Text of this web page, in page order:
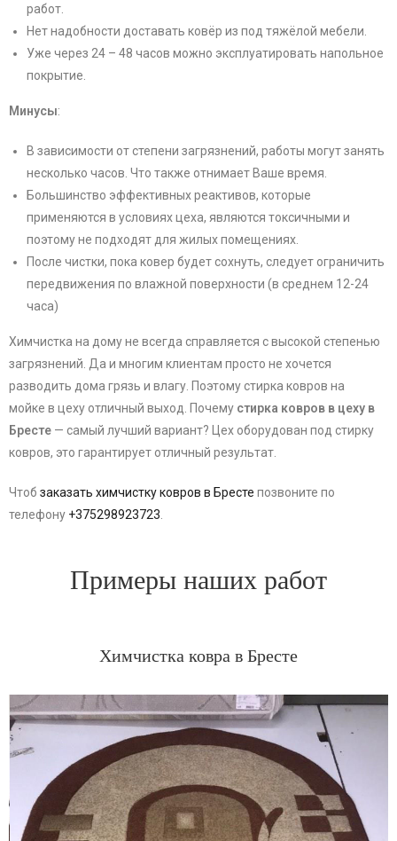
работ.
Нет надобности доставать ковёр из под тяжёлой мебели.
Уже через 24 – 48 часов можно эксплуатировать напольное
покрытие.
Минусы:
В зависимости от степени загрязнений, работы могут занять
несколько часов. Что также отнимает Ваше время.
Большинство эффективных реактивов, которые
применяются в условиях цеха, являются токсичными и
поэтому не подходят для жилых помещениях.
После чистки, пока ковер будет сохнуть, следует ограничить
передвижения по влажной поверхности (в среднем 12-24
часа)
Химчистка на дому не всегда справляется с высокой степенью
загрязнений. Да и многим клиентам просто не хочется
разводить дома грязь и влагу. Поэтому стирка ковров на
мойке в цеху отличный выход. Почему стирка ковров в цеху в
Бресте — самый лучший вариант? Цех оборудован под стирку
ковров, это гарантирует отличный результат.
Чтоб заказать химчистку ковров в Бресте позвоните по
телефону +375298923723
Примеры наших работ
Химчистка ковра в Бресте